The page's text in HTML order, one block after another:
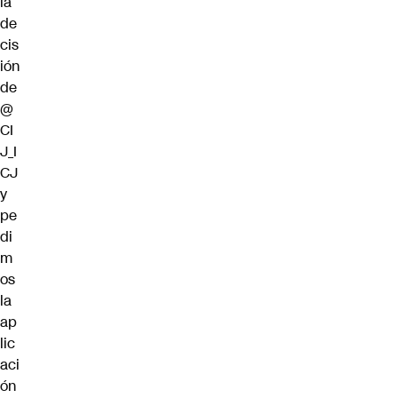
de
cis
ión
de
@
CI
J_I
CJ
y
pe
di
m
os
la
ap
lic
aci
ón